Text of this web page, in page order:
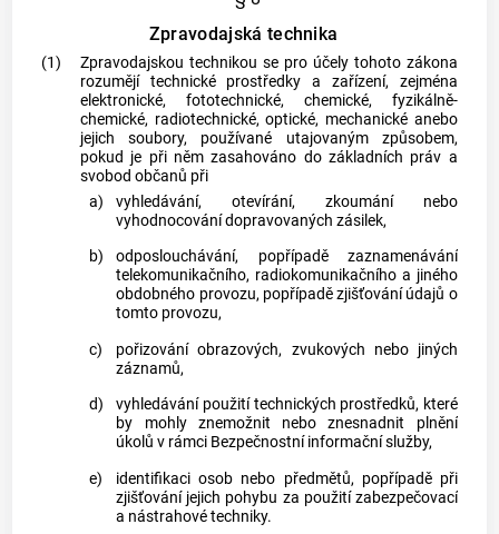
Zpravodajská technika
(1) Zpravodajskou technikou se pro účely tohoto zákona
rozumějí technické prostředky a zařízení, zejména
elektronické, fototechnické, chemické, fyzikálně-
chemické, radiotechnické, optické, mechanické anebo
jejich soubory, používané utajovaným způsobem,
pokud je při něm zasahováno do základních práv a
svobod občanů při
a)
vyhledávání, otevírání, zkoumání nebo
vyhodnocování dopravovaných zásilek,
b)
odposlouchávání, popřípadě zaznamenávání
telekomunikačního, radiokomunikačního a jiného
obdobného provozu, popřípadě zjišťování údajů o
tomto provozu,
c)
pořizování obrazových, zvukových nebo jiných
záznamů,
d)
vyhledávání použití technických prostředků, které
by mohly znemožnit nebo znesnadnit plnění
úkolů v rámci Bezpečnostní informační služby,
e)
identifikaci osob nebo předmětů, popřípadě při
zjišťování jejich pohybu za použití zabezpečovací
a nástrahové techniky.